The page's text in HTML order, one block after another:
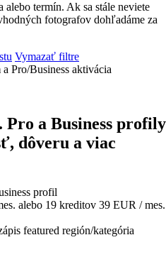
termín. Ak sa stále neviete
fotografov dohľadáme za
Vymazať filtre
Pro/Business aktivácia
a Business profily
dôveru a viac
profil
alebo 19 kreditov 39 EUR / mes.
featured región/kategória